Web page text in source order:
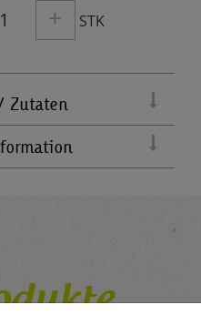
1 + STK
Zutaten